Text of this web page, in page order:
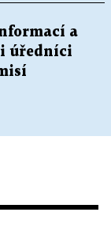
a
úředníci